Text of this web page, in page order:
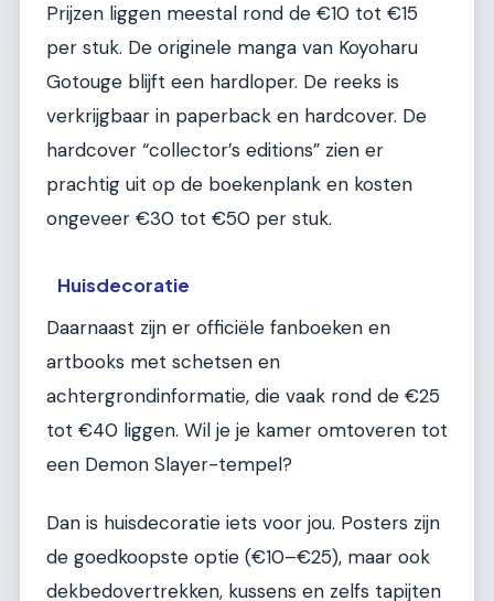
Prijzen liggen meestal rond de €10 tot €15
per stuk. De originele manga van Koyoharu
Gotouge blijft een hardloper. De reeks is
verkrijgbaar in paperback en hardcover. De
hardcover “collector’s editions” zien er
prachtig uit op de boekenplank en kosten
ongeveer €30 tot €50 per stuk.
Huisdecoratie
Daarnaast zijn er officiële fanboeken en
artbooks met schetsen en
achtergrondinformatie, die vaak rond de €25
tot €40 liggen. Wil je je kamer omtoveren tot
een Demon Slayer-tempel?
Dan is huisdecoratie iets voor jou. Posters zijn
de goedkoopste optie (€10–€25), maar ook
dekbedovertrekken, kussens en zelfs tapijten